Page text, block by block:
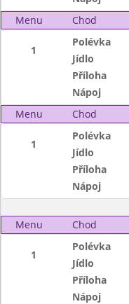
Menu
Chod
1
Polévka
Jídlo
Příloha
Nápoj
Menu
Chod
1
Polévka
Jídlo
Příloha
Nápoj
Menu Chod
1
Polévka
Jídlo
Příloha
Nápoj